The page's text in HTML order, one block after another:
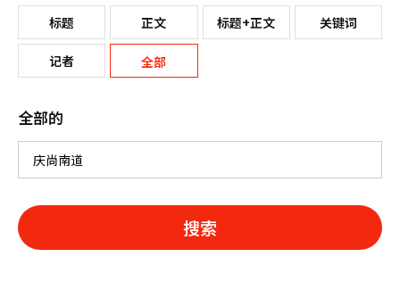
标题 正文 标题+正文 关键词
记者 全部
全部的
搜索